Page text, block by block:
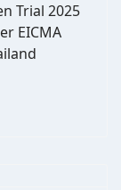
Trial 2025
EICMA